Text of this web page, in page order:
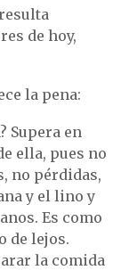
de hoy,
la pena:
Supera en
ella, pues no
no pérdidas,
y el lino y
Es como
de lejos.
la comida